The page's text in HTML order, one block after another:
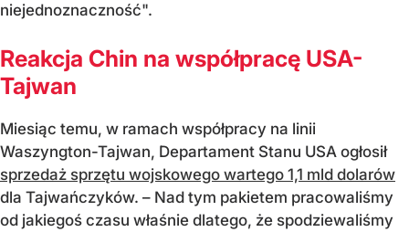
niejednoznaczność".
Reakcja Chin na współpracę USA-
Tajwan
Miesiąc temu, w ramach współpracy na linii
Waszyngton-Tajwan, Departament Stanu USA ogłosił
sprzedaż sprzętu wojskowego wartego 1,1 mld dolarów
dla Tajwańczyków. – Nad tym pakietem pracowaliśmy
od jakiegoś czasu właśnie dlatego, że spodziewaliśmy